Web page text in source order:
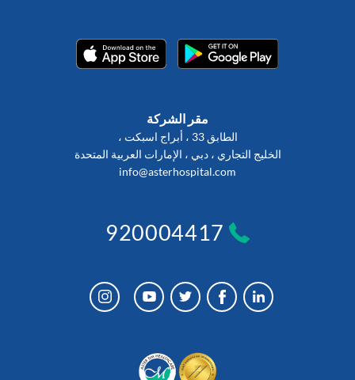
مقر الشركة
الطابق 33 ، أبراج اسبكت ،
الخليج التجاري ، دبي ، الإمارات العربية المتحدة
info@asterhospital.com
920004417